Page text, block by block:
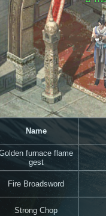
Name
furnace flame
gest
Fire Broadsword
Strong Chop